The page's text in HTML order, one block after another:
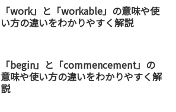
「work」と「workable」の意味や使
い方の違いをわかりやすく解説
「begin」と「commencement」の
意味や使い方の違いをわかりやすく解
説